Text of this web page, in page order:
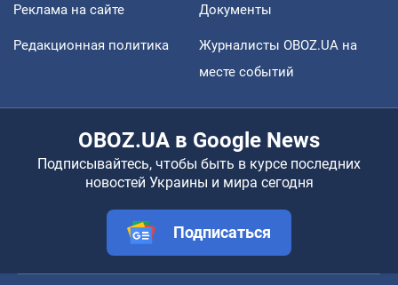
Реклама на сайте Документы
Редакционная политика
Журналисты OBOZ.UA на
месте событий
OBOZ.UA в Google News
Подписывайтесь, чтобы быть в курсе последних
новостей Украины и мира сегодня
Подписаться